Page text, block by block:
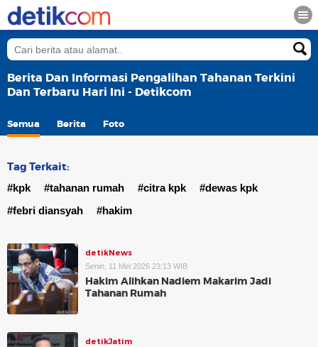
Berita Dan Informasi Pengalihan Tahanan Terkini
Dan Terbaru Hari Ini - Detikcom
Semua Berita Foto
Tag Terkait:
#kpk #tahanan rumah #citra kpk
#dewas kpk
#febri diansyah
#hakim
detikNews
Senin, 11 Mei 2026 23:13 WIB
Hakim Alihkan Nadiem Makarim Jadi
Tahanan Rumah
detikJatim